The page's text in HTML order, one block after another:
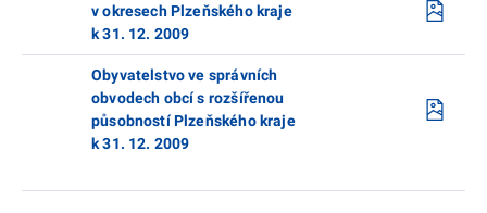
v okresech Plzeňského kraje
k 31. 12. 2009
Obyvatelstvo ve správních
obvodech obcí s rozšířenou
působností Plzeňského kraje
k 31. 12. 2009